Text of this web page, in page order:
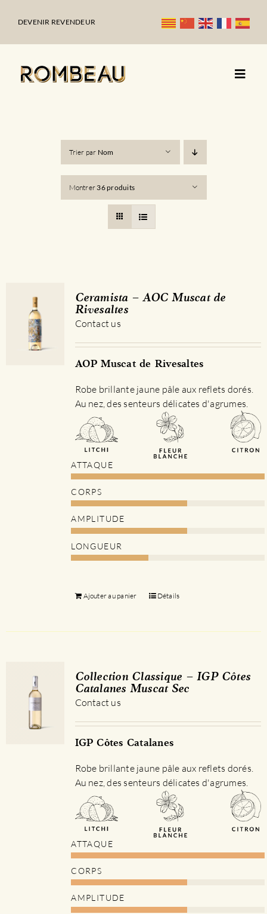
DEVENIR REVENDEUR
Trier par Nom
Montrer 36 produits
Ceramista – AOC Muscat de
Rivesaltes
Contact us
AOP Muscat de Rivesaltes
Robe brillante jaune pâle aux reflets dorés.
Au nez, des senteurs délicates d'agrumes.
ATTAQUE
CORPS
AMPLITUDE
LONGUEUR
Ajouter au panier Détails
Collection Classique – IGP Côtes
Catalanes Muscat Sec
Contact us
IGP Côtes Catalanes
Robe brillante jaune pâle aux reflets dorés.
Au nez, des senteurs délicates d'agrumes.
ATTAQUE
CORPS
AMPLITUDE